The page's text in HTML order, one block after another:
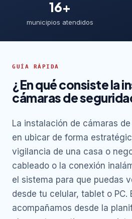
16+
municipios atendidos
GUÍA RÁPIDA
¿En qué consiste la
cámaras de
La instalación de cámaras
en ubicar de forma
vigilancia de una casa o
cableado o la conexión
el sistema para que puedas
desde tu celular, tablet o PC.
acompañamos desde la